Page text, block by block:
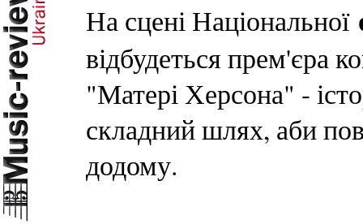
На сцені Національної
відбудеться прем'єра
"Матері Херсона" -
складний шлях, аби
додому.